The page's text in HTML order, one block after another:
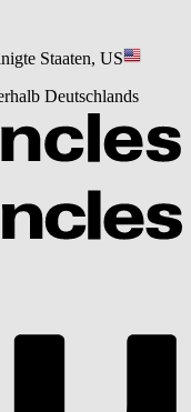
Staaten, US
Deutschlands